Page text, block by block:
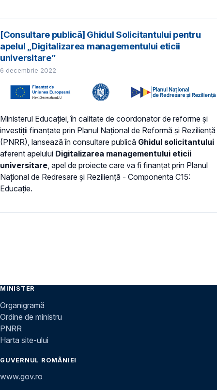
[Consultare publică] Ghidul Solicitantului pentru
apelul „Digitalizarea managementului eticii
universitare”
6 decembrie 2022
Ministerul Educației, în calitate de coordonator de reforme și
investiții finanțate prin Planul Național de Reformă și Reziliență
(PNRR), lansează în consultare publică Ghidul solicitantului
aferent apelului Digitalizarea managementului eticii
universitare , apel de proiecte care va fi finanțat prin Planul
Național de Redresare și Reziliență - Componenta C15:
Educație.
MINISTER
Organigramă
Ordine de ministru
PNRR
Harta site-ului
GUVERNUL ROMÂNIEI
www.gov.ro